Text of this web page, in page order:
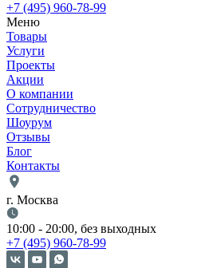
+7 (495) 960-78-99
Меню
Товары
Услуги
Проекты
Акции
О компании
Сотрудничество
Шоурум
Отзывы
Блог
Контакты
г. Москва
10:00 - 20:00, без выходных
+7 (495) 960-78-99